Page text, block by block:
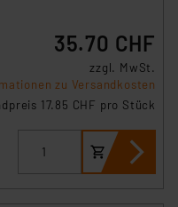
35.70 CHF
zzgl. MwSt.
zu Versandkosten
17.85 CHF pro Stück